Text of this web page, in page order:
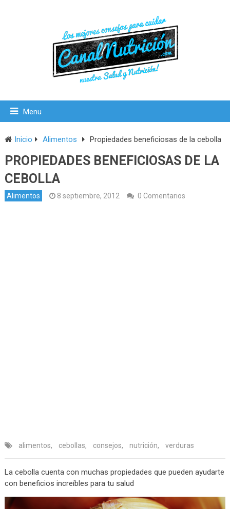
Menu
Inicio Alimentos Propiedades beneficiosas de la cebolla
PROPIEDADES BENEFICIOSAS DE LA
CEBOLLA
Alimentos 8 septiembre, 2012 0 Comentarios
alimentos, cebollas, consejos, nutrición, verduras
La cebolla cuenta con muchas propiedades que pueden ayudarte
con beneficios increíbles para tu salud